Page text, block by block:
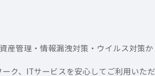
産管理・情報漏洩対策・ウイルス対策
ク、ITサービスを安心してご利用いた